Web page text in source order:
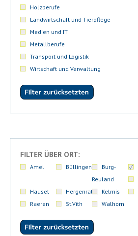
Holzberufe
Landwirtschaft und Tierpflege
Medien und IT
Metallberufe
Transport und Logistik
Wirtschaft und Verwaltung
FILTER ÜBER ORT:
Amel Büllingen
Burg-
Reuland
Hauset
Hergenrath Kelmis
Raeren
St.Vith Walhorn